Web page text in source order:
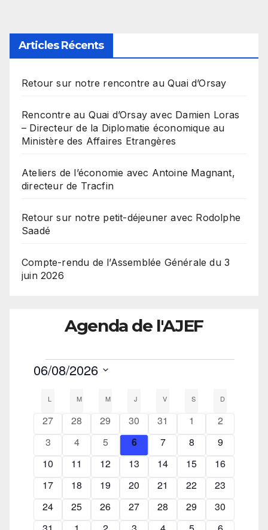
Articles Récents
Retour sur notre rencontre au Quai d’Orsay
Rencontre au Quai d’Orsay avec Damien Loras
– Directeur de la Diplomatie économique au
Ministère des Affaires Etrangères
Ateliers de l’économie avec Antoine Magnant,
directeur de Tracfin
Retour sur notre petit-déjeuner avec Rodolphe
Saadé
Compte-rendu de l’Assemblée Générale du 3
juin 2026
Agenda de l'AJEF